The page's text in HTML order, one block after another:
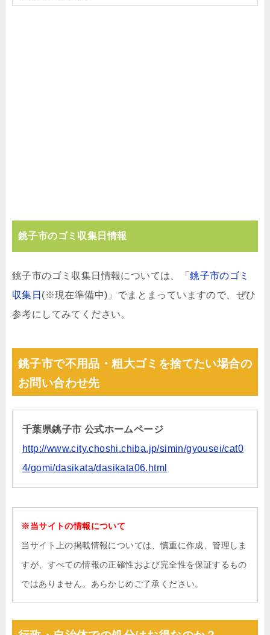
銚子市のゴミ収集日情報
銚子市のゴミ収集日情報については、「銚子市のゴミ
収集日 (※現在準備中)」でまとまっていますので、ぜひ
参考にしてみてください。
銚子市で不用品・粗大ゴミを捨てたい場合の
お問い合わせ先
千葉県銚子市 公式ホームページ
http://www.city.choshi.chiba.jp/simin/gyousei/cat0
4/gomi/dasikata/dasikata06.html
※当サイトの情報について
当サイト上の掲載情報については、慎重に作成、管理しま
すが、すべての情報の正確性および完全性を保証するもの
ではありません。あらかじめご了承ください。